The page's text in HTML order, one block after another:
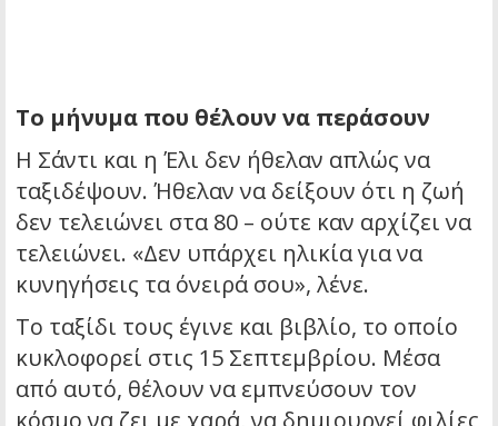
Το μήνυμα που θέλουν να περάσουν
Η Σάντι και η Έλι δεν ήθελαν απλώς να
ταξιδέψουν. Ήθελαν να δείξουν ότι η ζωή
δεν τελειώνει στα 80 – ούτε καν αρχίζει να
τελειώνει. «Δεν υπάρχει ηλικία για να
κυνηγήσεις τα όνειρά σου», λένε.
Το ταξίδι τους έγινε και βιβλίο, το οποίο
κυκλοφορεί στις 15 Σεπτεμβρίου. Μέσα
από αυτό, θέλουν να εμπνεύσουν τον